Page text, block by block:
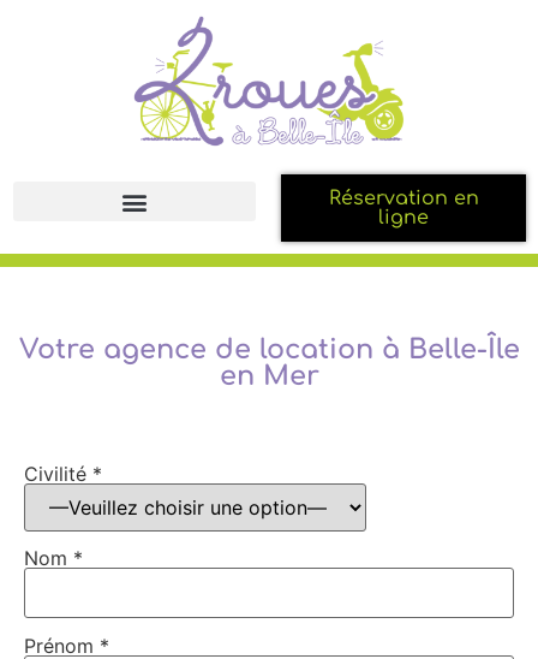
Réservation en
ligne
Votre agence de location à Belle-Île
en Mer
Civilité *
Nom *
Prénom *